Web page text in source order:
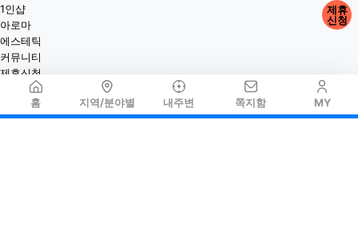
홈 지역/분야별 내주변 쪽지함 MY
1인샵
아로마
에스테틱
커뮤니티
제휴신청
제휴
신청